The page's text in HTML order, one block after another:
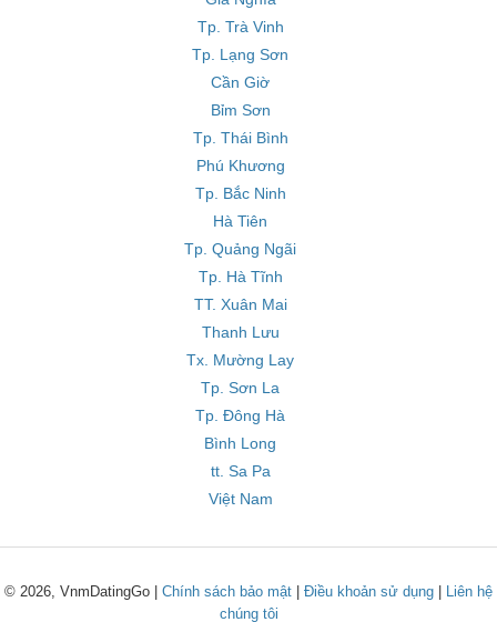
Tp. Trà Vinh
Tp. Lạng Sơn
Cần Giờ
Bỉm Sơn
Tp. Thái Bình
Phú Khương
Tp. Bắc Ninh
Hà Tiên
Tp. Quảng Ngãi
Tp. Hà Tĩnh
TT. Xuân Mai
Thanh Lưu
Tx. Mường Lay
Tp. Sơn La
Tp. Đông Hà
Bình Long
tt. Sa Pa
Việt Nam
© 2026, VnmDatingGo | Chính sách bảo mật Điều khoản sử dụng
Liên hệ
chúng tôi